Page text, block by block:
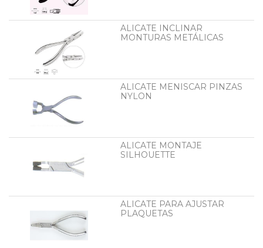
ALICATE INCLINAR
MONTURAS METÁLICAS
ALICATE MENISCAR PINZAS
NYLON
ALICATE MONTAJE
SILHOUETTE
ALICATE PARA AJUSTAR
PLAQUETAS